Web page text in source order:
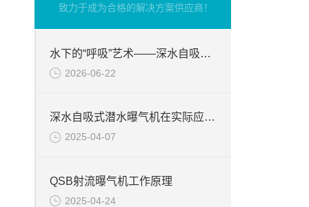
致力于成为合格的解决方案供应商！
水下的“呼吸”艺术——深水自吸式潜水曝气机的技术原理与核心优势
2026-06-22
深水自吸式潜水曝气机在实际应用场景中的性能优势
2025-04-07
QSB射流曝气机工作原理
2025-04-24